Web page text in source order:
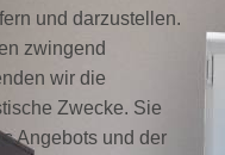
und darzustellen.
zwingend
wir die
Zwecke. Sie
Angebots und der